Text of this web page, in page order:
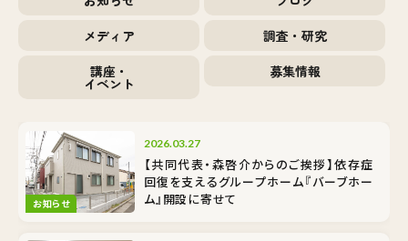
メディア
調査・研究
講座・
イベント
募集情報
お知らせ
2026.03.27
【共同代表・森啓介からのご挨拶】依存症
回復を支えるグループホーム『バーブホー
ム』開設に寄せて